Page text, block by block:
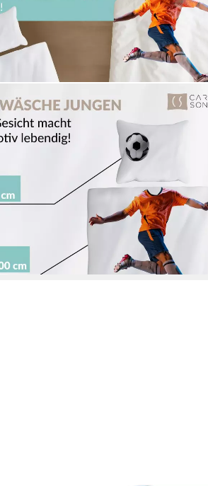
135 x 200 Jungen Bettwäsche Fußball
100% Baumwolle, Renforcé, 2 teilig,
Bettbezug - Atmungsaktiv & Kuschelweich
2-3 Werktagen bei dir